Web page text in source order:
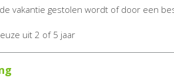
vakantie gestolen wordt of door een
uit 2 of 5 jaar